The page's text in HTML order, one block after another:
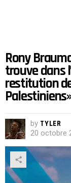
Rony
trouve dans
restitution
by TYLER
20 octobre